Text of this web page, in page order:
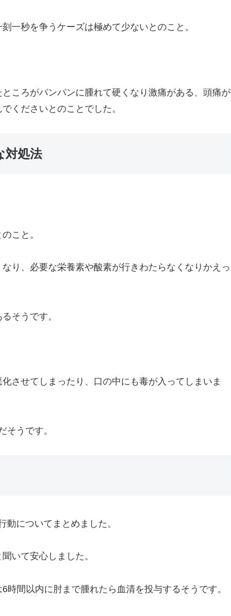
一秒を争うケーズは極めて少ないとのこと。
ころがパンパンに腫れて硬くなり激痛がある、頭痛が
くださいとのことでした。
対処法
こと。
り、必要な栄養素や酸素が行きわたらなくなりかえっ
そうです。
させてしまったり、口の中にも毒が入ってしまいま
そうです。
についてまとめました。
いて安心しました。
間以内に肘まで腫れたら血清を投与するそうです。